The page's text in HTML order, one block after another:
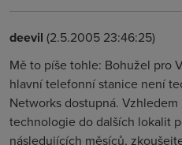
deevil (2.5.2005 23:46:25)
Mě to píše tohle: Bohužel pro
hlavní telefonní stanice není
Networks dostupná.
technologie do dalších lokalit
následujících měsíců,